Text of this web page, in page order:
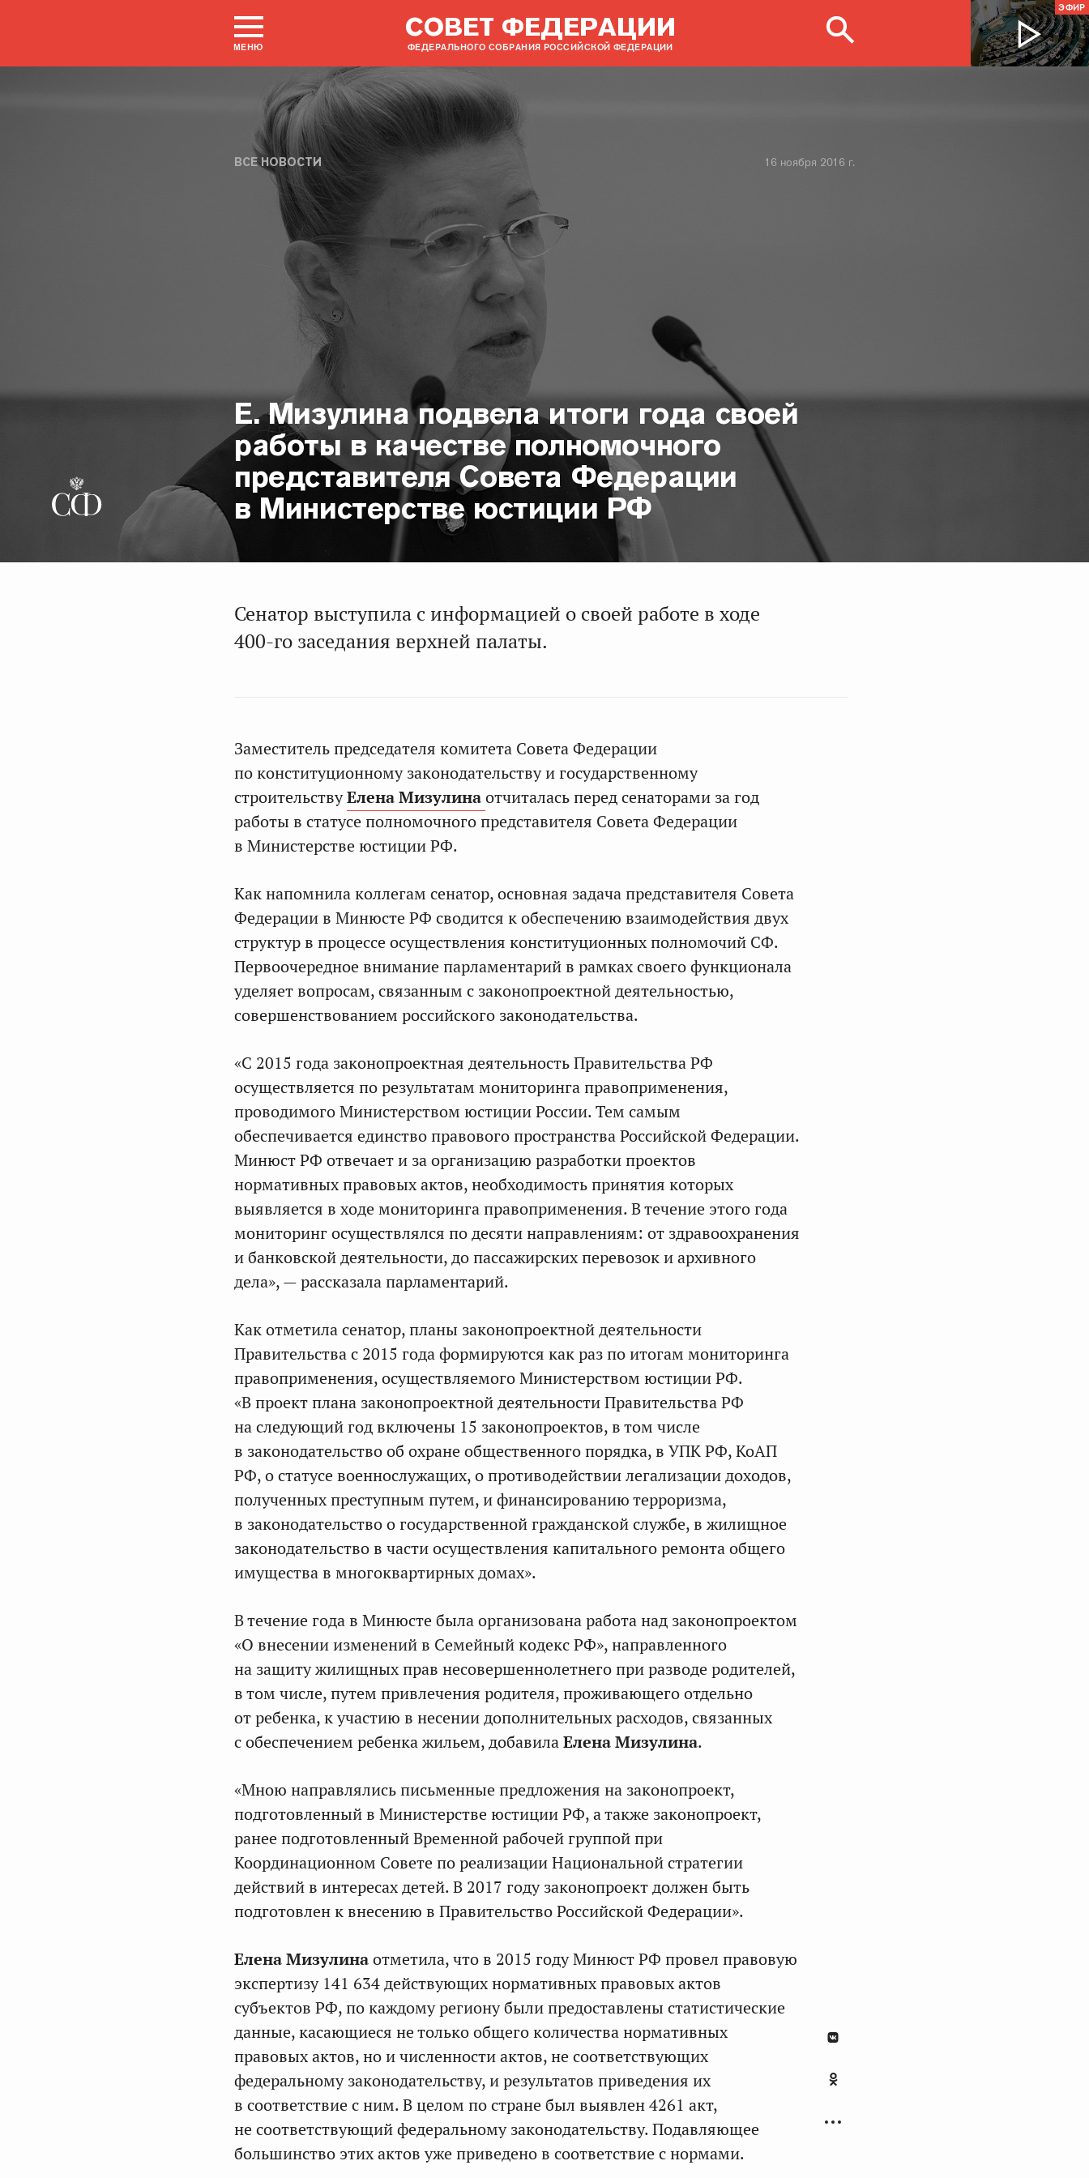
МЕНЮ
СОВЕТ ФЕДЕРАЦИИ
ФЕДЕРАЛЬНОГО СОБРАНИЯ РОССИЙСКОЙ ФЕДЕРАЦИИ
ЭФИР
ВСЕ НОВОСТИ
Е. Мизулина подвела итоги года своей
работы в качестве полномочного
представителя Совета Федерации
в Министерстве юстиции РФ
16 ноября 2016 г.
Сенатор выступила с информацией о своей работе в ходе
400-го заседания верхней палаты.
Заместитель председателя комитета Совета Федерации
по конституционному законодательству и государственному
строительствуЕлена Мизулинаотчиталась перед сенаторами за год
работы в статусе полномочного представителя Совета Федерации
в Министерстве юстиции РФ.
Как напомнила коллегам сенатор, основная задача представителя Совета
Федерации в Минюсте РФ сводится к обеспечению взаимодействия двух
структур в процессе осуществления конституционных полномочий СФ.
Первоочередное внимание парламентарий в рамках своего функционала
уделяет вопросам, связанным с законопроектной деятельностью,
совершенствованием российского законодательства.
«С 2015 года законопроектная деятельность Правительства РФ
осуществляется по результатам мониторинга правоприменения,
проводимого Министерством юстиции России. Тем самым
обеспечивается единство правового пространства Российской Федерации.
Минюст РФ отвечает и за организацию разработки проектов
нормативных правовых актов, необходимость принятия которых
выявляется в ходе мониторинга правоприменения. В течение этого года
мониторинг осуществлялся по десяти направлениям: от здравоохранения
и банковской деятельности, до пассажирских перевозок и архивного
дела», — рассказала парламентарий.
Как отметила сенатор, планы законопроектной деятельности
Правительства с 2015 года формируются как раз по итогам мониторинга
правоприменения, осуществляемого Министерством юстиции РФ.
«В проект плана законопроектной деятельности Правительства РФ
на следующий год включены 15 законопроектов, в том числе
в законодательство об охране общественного порядка, в УПК РФ, КоАП
РФ, о статусе военнослужащих, о противодействии легализации доходов,
полученных преступным путем, и финансированию терроризма,
в законодательство о государственной гражданской службе, в жилищное
законодательство в части осуществления капитального ремонта общего
имущества в многоквартирных домах».
В течение года в Минюсте была организована работа над законопроектом
«О внесении изменений в Семейный кодекс РФ», направленного
на защиту жилищных прав несовершеннолетнего при разводе родителей,
в том числе, путем привлечения родителя, проживающего отдельно
от ребенка, к участию в несении дополнительных расходов, связанных
с обеспечением ребенка жильем, добавилаЕлена Мизулина.
«Мною направлялись письменные предложения на законопроект,
подготовленный в Министерстве юстиции РФ, а также законопроект,
ранее подготовленный Временной рабочей группой при
Координационном Совете по реализации Национальной стратегии
действий в интересах детей. В 2017 году законопроект должен быть
подготовлен к внесению в Правительство Российской Федерации».
Елена Мизулинаотметила, что в 2015 году Минюст РФ провел правовую
экспертизу 141 634 действующих нормативных правовых актов
субъектов РФ, по каждому региону были предоставлены статистические
данные, касающиеся не только общего количества нормативных
правовых актов, но и численности актов, не соответствующих
федеральному законодательству, и результатов приведения их
в соответствие с ним. В целом по стране был выявлен 4261 акт,
не соответствующий федеральному законодательству. Подавляющее
большинство этих актов уже приведено в соответствие с нормами.